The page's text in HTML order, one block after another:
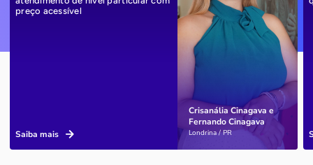
Crisanália Cinagava e
Fernando Cinagava
Londrina / PR
preço acessível
Saiba mais